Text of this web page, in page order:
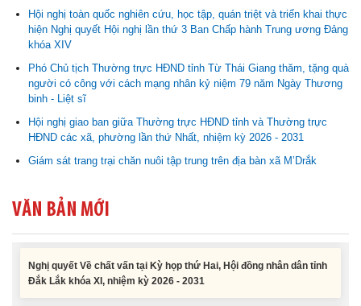
Hội nghị toàn quốc nghiên cứu, học tập, quán triệt và triển khai thực
hiện Nghị quyết Hội nghị lần thứ 3 Ban Chấp hành Trung ương Đảng
khóa XIV
Phó Chủ tịch Thường trực HĐND tỉnh Từ Thái Giang thăm, tặng quà
người có công với cách mạng nhân kỷ niệm 79 năm Ngày Thương
binh - Liệt sĩ
Hội nghị giao ban giữa Thường trực HĐND tỉnh và Thường trực
HĐND các xã, phường lần thứ Nhất, nhiệm kỳ 2026 - 2031
Giám sát trang trại chăn nuôi tập trung trên địa bàn xã M’Drắk
VĂN BẢN MỚI
Nghị quyết Cho ý kiến về cam kết bố trí nguồn vốn đối ứng ngân
sách địa phương để thực hiện Dự án Xây dựng Trụ sở làm...
Nghị quyết về việc phân bổ kế hoạch vốn đầu tư phát triển được
phép kéo dài thời gian sang năm 2026 thực hiện và giải...
công năm 2026 nguồn vốn ngân sách địa phương (đợt 2)
Nghị quyết Xác nhận kết quả bầu Ủy viên Ủy ban nhân dân tỉnh